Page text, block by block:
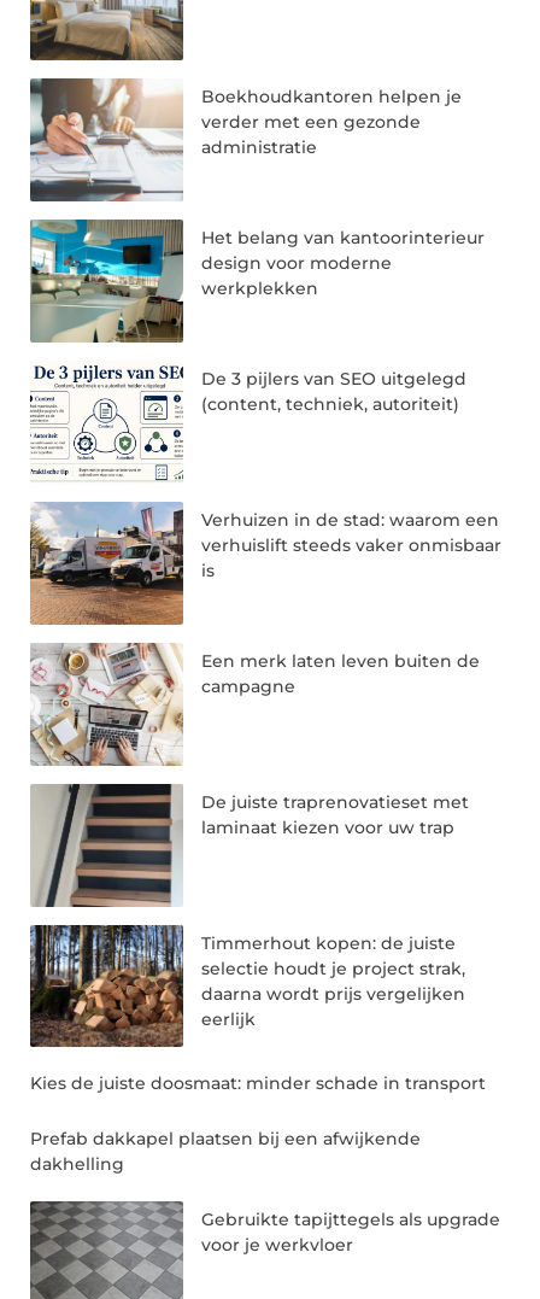
Boekhoudkantoren helpen je
verder met een gezonde
administratie
Het belang van kantoorinterieur
design voor moderne
werkplekken
De 3 pijlers van SEO uitgelegd
(content, techniek, autoriteit)
Verhuizen in de stad: waarom een
verhuislift steeds vaker onmisbaar
is
Een merk laten leven buiten de
campagne
De juiste traprenovatieset met
laminaat kiezen voor uw trap
Timmerhout kopen: de juiste
selectie houdt je project strak,
daarna wordt prijs vergelijken
eerlijk
Kies de juiste doosmaat: minder schade in transport
Prefab dakkapel plaatsen bij een afwijkende
dakhelling
Gebruikte tapijttegels als upgrade
voor je werkvloer